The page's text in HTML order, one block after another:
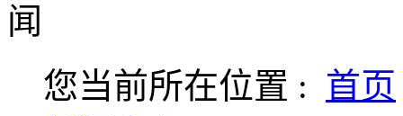
您当前所在位置 : 首页